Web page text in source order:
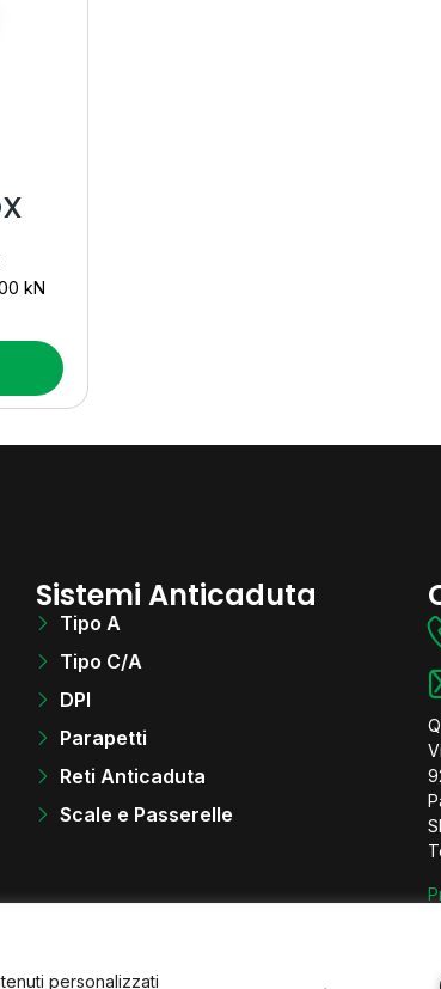
personalizzati
kN
Sistemi Anticaduta
Tipo A
Tipo C/A
DPI
Parapetti
Reti Anticaduta
Scale e Passerelle